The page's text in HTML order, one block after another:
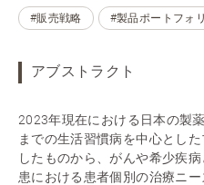
#販売戦略 #製品ポートフォ
アブストラクト
2023年現在における日本の製
までの生活習慣病を中心とし
したものから、がんや希少疾
患における患者個別の治療ニ